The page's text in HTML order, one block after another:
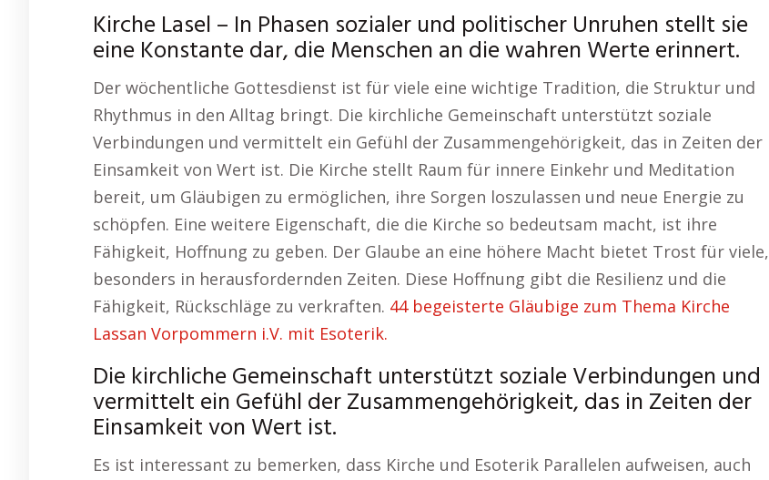
Kirche Lasel – In Phasen sozialer und politischer Unruhen stellt sie
eine Konstante dar, die Menschen an die wahren Werte erinnert.
Der wöchentliche Gottesdienst ist für viele eine wichtige Tradition, die Struktur und
Rhythmus in den Alltag bringt. Die kirchliche Gemeinschaft unterstützt soziale
Verbindungen und vermittelt ein Gefühl der Zusammengehörigkeit, das in Zeiten der
Einsamkeit von Wert ist. Die Kirche stellt Raum für innere Einkehr und Meditation
bereit, um Gläubigen zu ermöglichen, ihre Sorgen loszulassen und neue Energie zu
schöpfen. Eine weitere Eigenschaft, die die Kirche so bedeutsam macht, ist ihre
Fähigkeit, Hoffnung zu geben. Der Glaube an eine höhere Macht bietet Trost für viele,
besonders in herausfordernden Zeiten. Diese Hoffnung gibt die Resilienz und die
Fähigkeit, Rückschläge zu verkraften. 44 begeisterte Gläubige zum Thema Kirche
Lassan Vorpommern i.V. mit Esoterik.
Die kirchliche Gemeinschaft unterstützt soziale Verbindungen und
vermittelt ein Gefühl der Zusammengehörigkeit, das in Zeiten der
Einsamkeit von Wert ist.
Es ist interessant zu bemerken, dass Kirche und Esoterik Parallelen aufweisen, auch